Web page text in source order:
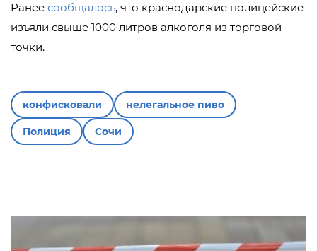
Ранее сообщалось, что краснодарские полицейские
изъяли свыше 1000 литров алкоголя из торговой
точки.
конфисковали нелегальное пиво
Полиция Сочи